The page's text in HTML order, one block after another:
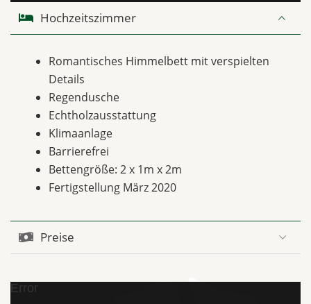
Hochzeitszimmer
Romantisches Himmelbett mit verspielten
Details
Regendusche
Echtholzausstattung
Klimaanlage
Barrierefrei
Bettengröße: 2 x 1m x 2m
Fertigstellung März 2020
Preise
Error